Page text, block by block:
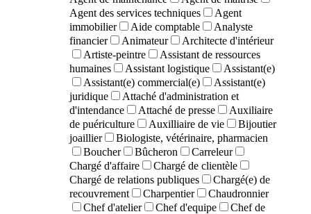
Agent des services techniques
Agent
immobilier
Aide comptable
Analyste
financier
Animateur
Architecte d'intérieur
Artiste-peintre
Assistant de ressources
humaines
Assistant logistique
Assistant(e)
Assistant(e) commercial(e)
Assistant(e)
juridique
Attaché d'administration et
d'intendance
Attaché de presse
Auxiliaire
de puériculture
Auxilliaire de vie
Bijoutier
joaillier
Biologiste, vétérinaire, pharmacien
Boucher
Bûcheron
Carreleur
Chargé d'affaire
Chargé de clientèle
Chargé de relations publiques
Chargé(e) de
recouvrement
Charpentier
Chaudronnier
Chef d'atelier
Chef d'equipe
Chef de